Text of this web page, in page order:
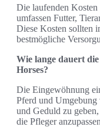
Die laufenden
umfassen Futter,
Diese Kosten sollten
bestmögliche
Wie lange dauert
Horses?
Die Eingewöhnung
Pferd und
und Geduld zu
die Pfleger